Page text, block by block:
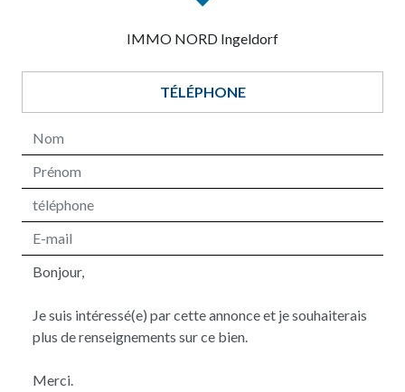
IMMO NORD Ingeldorf
TÉLÉPHONE